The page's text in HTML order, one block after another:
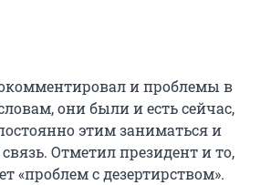
и проблемы в
они были и есть сейчас,
этим заниматься и
Отметил президент и то,
«проблем с дезертирством».